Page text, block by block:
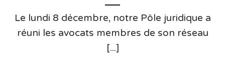
Le lundi 8 décembre, notre Pôle juridique a
réuni les avocats membres de son réseau
[...]